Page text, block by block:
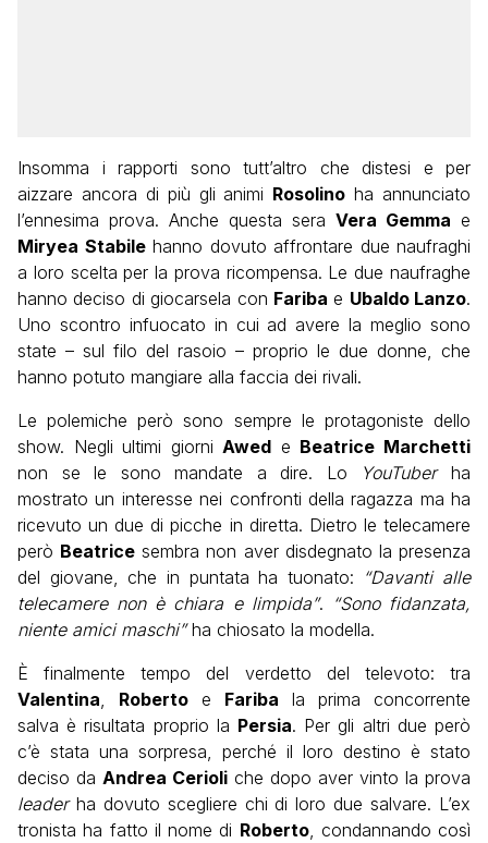
Insomma i rapporti sono tutt’altro che distesi e per
aizzare ancora di più gli animi Rosolino ha annunciato
l’ennesima prova. Anche questa sera Vera Gemma e
Miryea Stabilehanno dovuto affrontare due naufraghi
a loro scelta per la prova ricompensa. Le due naufraghe
hanno deciso di giocarsela con Fariba e Ubaldo Lanzo.
Uno scontro infuocato in cui ad avere la meglio sono
state – sul filo del rasoio – proprio le due donne, che
hanno potuto mangiare alla faccia dei rivali.
Le polemiche però sono sempre le protagoniste dello
show. Negli ultimi giorniAwed e Beatrice Marchetti
non se le sono mandate a dire. Lo
YouTuberha
mostrato un interesse nei confronti della ragazza ma ha
ricevuto un due di picche in diretta. Dietro le telecamere
però Beatrice sembra non aver disdegnato la presenza
del giovane, che in puntata ha tuonato: “Davanti alle
telecamere non è chiara e limpida”. “Sono fidanzata,
niente amici maschi”ha chiosato la modella.
È finalmente tempo del verdetto del televoto: tra
Valentina, Roberto e Fariba la prima concorrente
salva è risultata proprio la Persia. Per gli altri due però
c’è stata una sorpresa, perché il loro destino è stato
deciso da Andrea Cerioli che dopo aver vinto la prova
leaderha dovuto scegliere chi di loro due salvare. L’ex
tronista ha fatto il nome di Roberto, condannando così